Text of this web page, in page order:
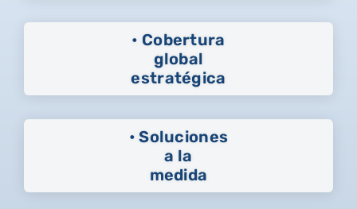
• Cobertura
global
estratégica
• Soluciones
a la
medida